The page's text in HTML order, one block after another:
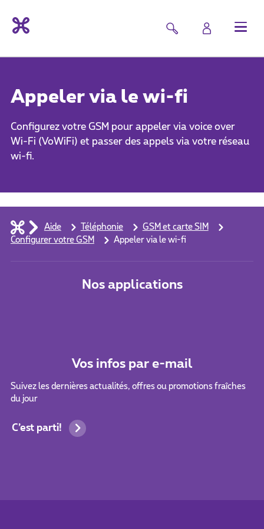
Appeler via le wi-fi
Configurez votre GSM pour appeler via voice over
Wi-Fi (VoWiFi) et passer des appels via votre réseau
wi-fi.
Aide Téléphonie
GSM et carte SIM
Configurer votre GSM
Appeler via le wi-fi
Nos applications
Vos infos par e-mail
Suivez les dernières actualités, offres ou promotions fraîches
du jour
C’est parti!